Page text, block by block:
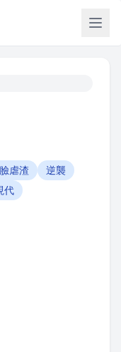
虐渣
逆襲
代